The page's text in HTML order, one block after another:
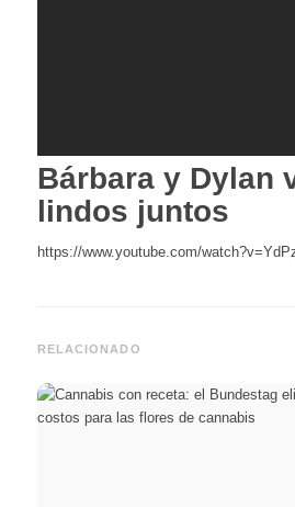
Bárbara y Dylan
lindos juntos
https://www.youtube.com/
RELACIONADO